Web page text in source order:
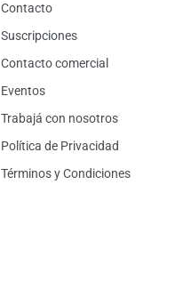
Contacto
Suscripciones
Contacto comercial
Eventos
Trabajá con nosotros
Política de Privacidad
Términos y Condiciones